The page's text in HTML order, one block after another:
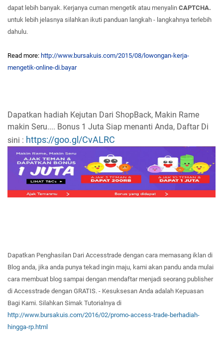
dapat lebih banyak. Kerjanya cuman mengetik atau menyalin CAPTCHA.
untuk lebih jelasnya silahkan ikuti panduan langkah - langkahnya terlebih
dahulu.
Read more: http://www.bursakuis.com/2015/08/lowongan-kerja-
mengetik-online-di.bayar
Dapatkan hadiah Kejutan Dari ShopBack, Makin Rame
makin Seru.... Bonus 1 Juta Siap menanti Anda, Daftar Di
sini : https://goo.gl/CvALRC
Dapatkan Penghasilan Dari Accesstrade dengan cara memasang iklan di
Blog anda, jika anda punya tekad ingin maju, kami akan pandu anda mulai
cara membuat b log sampai dengan mendaftar menjadi seorang publisher
di Accesstrade dengan GRATIS. - Kesuksesan Anda adalah Kepuasan
Bagi Kami. Silahkan Simak Tutorialnya di
http://www.bursakuis.com/2016/02/promo-access-trade-berhadiah-
hingga-rp.html